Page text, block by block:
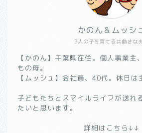
3人の子を育てる共働きな
かのん＆ムッシ
【かのん】千葉県在住。個人事業主
もの母。
【ムッシュ】会社員、40代。休日は
子どもたちとスマイルライフが送れ
たいと思います。
詳細はこちら↓↓